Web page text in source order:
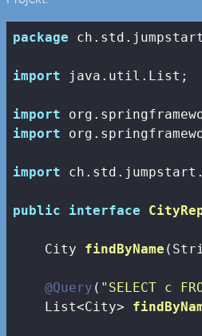
package
import java.util.List;
import
import
import
public interface
City findByName
@Query ( "SELECT c
List<City>